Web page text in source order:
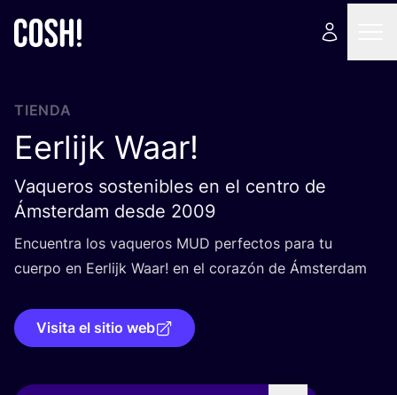
TIENDA
Eerlijk Waar!
Vaqueros sostenibles en el centro de
Ámsterdam desde 2009
Encuen­tra los vaque­ros MUD per­fec­tos para tu
cuer­po en Eer­lijk Waar! en el cora­zón de Ámsterdam
Visita el sitio web